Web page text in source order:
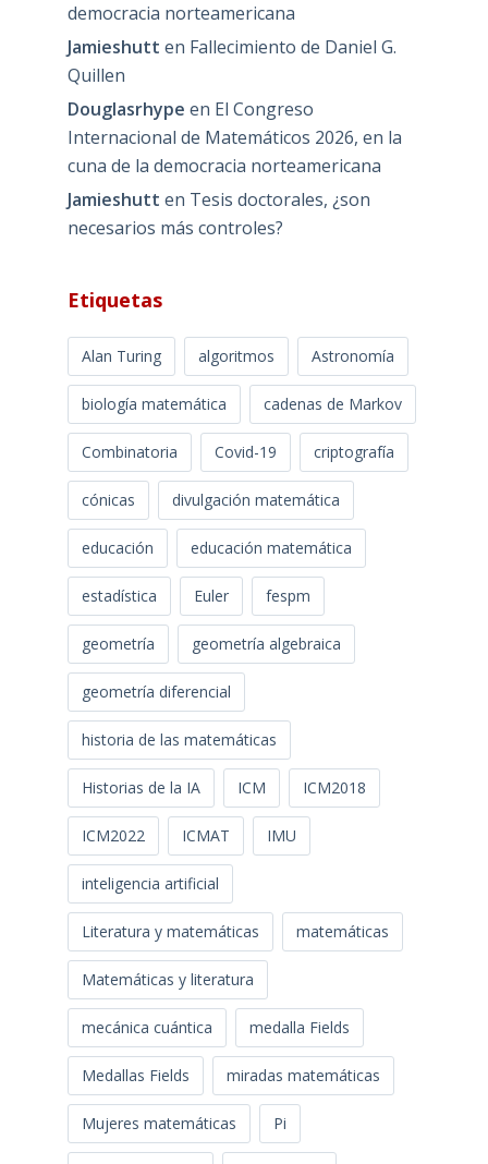
democracia norteamericana
Jamieshutt en Fallecimiento de Daniel G.
Quillen
Douglasrhype en El Congreso
Internacional de Matemáticos 2026, en la
cuna de la democracia norteamericana
Jamieshutt en Tesis doctorales, ¿son
necesarios más controles?
Etiquetas
Alan Turing algoritmos Astronomía
biología matemática cadenas de Markov
Combinatoria Covid-19 criptografía
cónicas divulgación matemática
educación educación matemática
estadística Euler fespm
geometría geometría algebraica
geometría diferencial
historia de las matemáticas
Historias de la IA ICM ICM2018
ICM2022 ICMAT IMU
inteligencia artificial
Literatura y matemáticas matemáticas
Matemáticas y literatura
mecánica cuántica medalla Fields
Medallas Fields miradas matemáticas
Mujeres matemáticas Pi